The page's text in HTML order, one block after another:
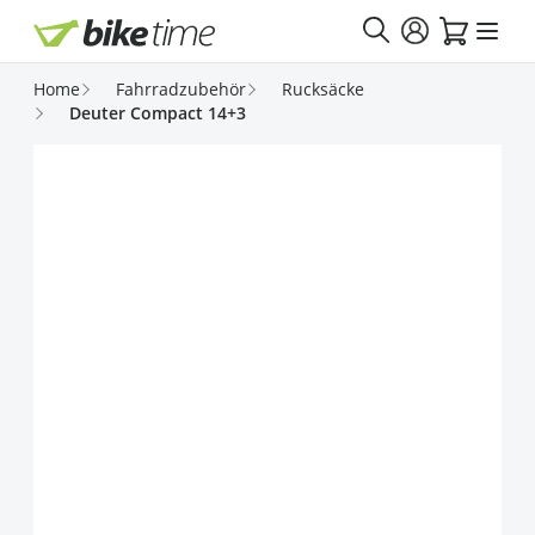
Direkt zum Inhalt
Home Fahrradzubehör
Rucksäcke
Deuter Compact 14+3